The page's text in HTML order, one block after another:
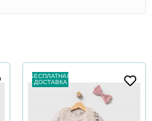
БЕСПЛАТНАЯ
ДОСТАВКА